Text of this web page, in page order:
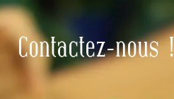
Contactez-nous !